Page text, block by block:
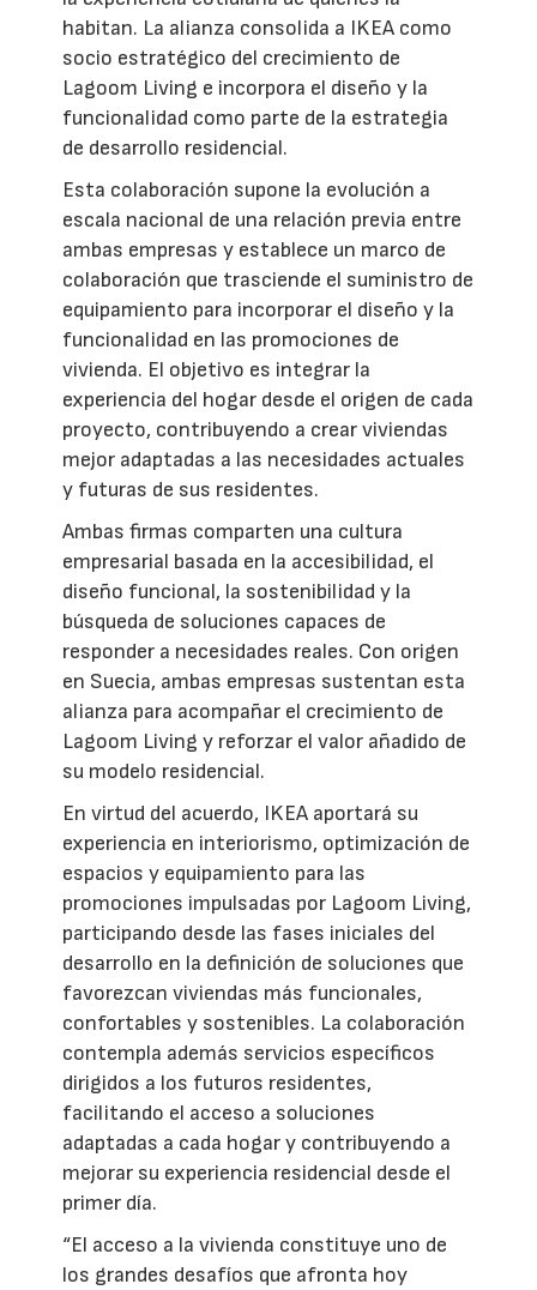
habitan. La alianza consolida a IKEA como
socio estratégico del crecimiento de
Lagoom Living e incorpora el diseño y la
funcionalidad como parte de la estrategia
de desarrollo residencial.
Esta colaboración supone la evolución a
escala nacional de una relación previa entre
ambas empresas y establece un marco de
colaboración que trasciende el suministro de
equipamiento para incorporar el diseño y la
funcionalidad en las promociones de
vivienda. El objetivo es integrar la
experiencia del hogar desde el origen de cada
proyecto, contribuyendo a crear viviendas
mejor adaptadas a las necesidades actuales
y futuras de sus residentes.
Ambas firmas comparten una cultura
empresarial basada en la accesibilidad, el
diseño funcional, la sostenibilidad y la
búsqueda de soluciones capaces de
responder a necesidades reales. Con origen
en Suecia, ambas empresas sustentan esta
alianza para acompañar el crecimiento de
Lagoom Living y reforzar el valor añadido de
su modelo residencial.
En virtud del acuerdo, IKEA aportará su
experiencia en interiorismo, optimización de
espacios y equipamiento para las
promociones impulsadas por Lagoom Living,
participando desde las fases iniciales del
desarrollo en la definición de soluciones que
favorezcan viviendas más funcionales,
confortables y sostenibles. La colaboración
contempla además servicios específicos
dirigidos a los futuros residentes,
facilitando el acceso a soluciones
adaptadas a cada hogar y contribuyendo a
mejorar su experiencia residencial desde el
primer día.
“El acceso a la vivienda constituye uno de
los grandes desafíos que afronta hoy